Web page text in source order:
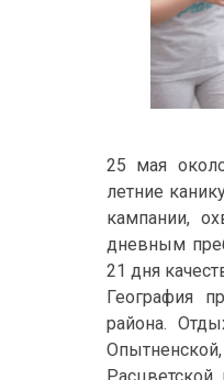
25 мая
летние
кампании,
дневным
21 дня
География
района.